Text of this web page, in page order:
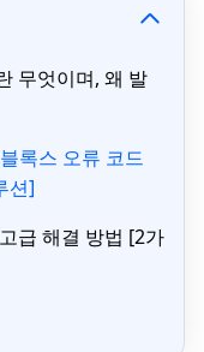
무엇이며, 왜 발
록스 오류 코드
션]
급 해결 방법 [2가